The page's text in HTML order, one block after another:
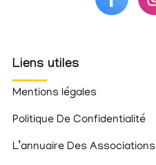
Liens utiles
Mentions légales
Politique De Confidentialité
L’annuaire Des Associations